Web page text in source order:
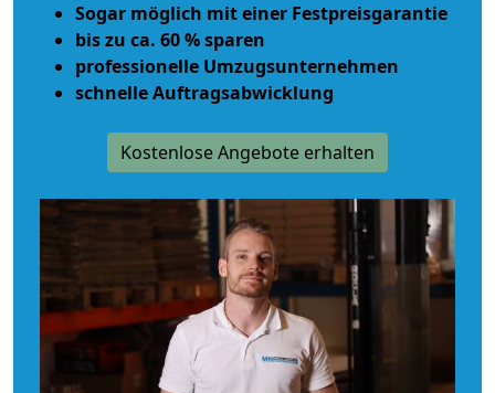
Sogar möglich mit einer Festpreisgarantie
bis zu ca. 60 % sparen
professionelle Umzugsunternehmen
schnelle Auftragsabwicklung
Kostenlose Angebote erhalten